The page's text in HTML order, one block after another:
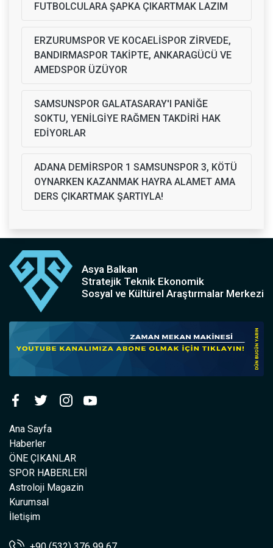
FUTBOLCULARA ŞAPKA ÇIKARTMAK LAZIM
ERZURUMSPOR VE KOCAELİSPOR ZİRVEDE,
BANDIRMASPOR TAKİPTE, ANKARAGÜCÜ VE
AMEDSPOR ÜZÜYOR
SAMSUNSPOR GALATASARAY'I PANİĞE
SOKTU, YENİLGİYE RAĞMEN TAKDİRİ HAK
EDİYORLAR
ADANA DEMİRSPOR 1 SAMSUNSPOR 3, KÖTÜ
OYNARKEN KAZANMAK HAYRA ALAMET AMA
DERS ÇIKARTMAK ŞARTIYLA!
Asya Balkan
Stratejik Teknik Ekonomik
Sosyal ve Kültürel Araştırmalar Merkezi
Ana Sayfa
Haberler
ÖNE ÇIKANLAR
SPOR HABERLERİ
Astroloji Magazin
Kurumsal
İletişim